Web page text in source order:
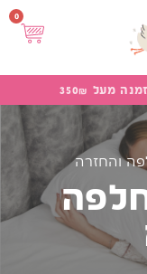
מעל 350₪
והחזרה